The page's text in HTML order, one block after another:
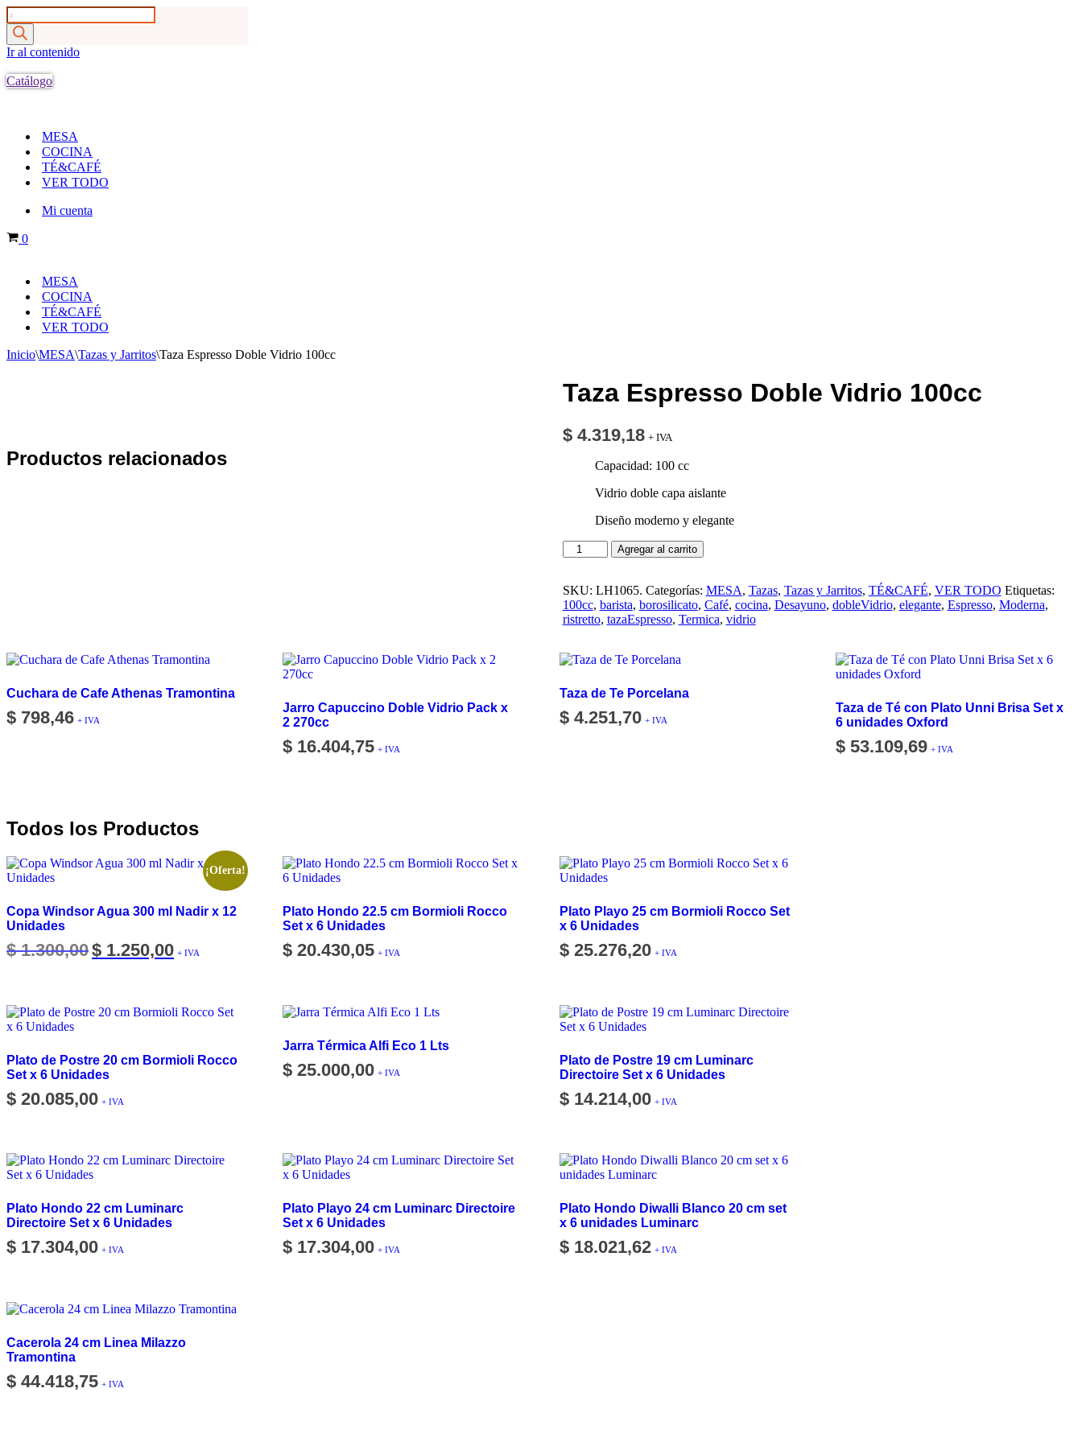
Products
search
Ir al contenido
Catálogo
MESA
COCINA
TÉ&CAFÉ
VER TODO
Mi cuenta
Carrito
0
MESA
COCINA
TÉ&CAFÉ
VER TODO
Inicio\MESA\Tazas y Jarritos\Taza Espresso Doble Vidrio 100cc
Taza Espresso Doble Vidrio 100cc
$4.319,18 + IVA
Capacidad: 100 cc
Vidrio doble capa aislante
Diseño moderno y elegante
Taza
Espresso
Vidrio
100cc
cantidad
Agregar al carrito
SKU: LH1065. Categorías: MESA, Tazas, Tazas y Jarritos, TÉ&CAFÉ, VER TODO Etiquetas:
100cc, barista, borosilicato, Café, cocina, Desayuno, dobleVidrio, elegante, Espresso, Moderna,
ristretto, tazaEspresso, Termica, vidrio
Productos relacionados
Cuchara de Cafe Athenas Tramontina
$ 798,46 + IVA
Jarro Capuccino Doble Vidrio Pack x
2 270cc
$ 16.404,75 + IVA
Taza de Te Porcelana
$4.251,70 + IVA
Taza de Té con Plato Unni Brisa Set x
6 unidades Oxford
$53.109,69 + IVA
Todos los Productos
¡Oferta!
Copa Windsor Agua 300 ml Nadir x 12
Unidades
$1.300,00 Original
price
$ 1.250,00price
+ IVA
Plato Hondo 22.5 cm Bormioli Rocco
Set x 6 Unidades
$ 20.430,05 + IVA
Plato Playo 25 cm Bormioli Rocco Set
x 6 Unidades
$25.276,20 + IVA
Plato de Postre 20 cm Bormioli Rocco
Set x 6 Unidades
$ 20.085,00 + IVA
Jarra Térmica Alfi Eco 1 Lts
$ 25.000,00 + IVA
Plato de Postre 19 cm Luminarc
Directoire Set x 6 Unidades
$14.214,00 + IVA
Plato Hondo 22 cm Luminarc
Directoire Set x 6 Unidades
$ 17.304,00 + IVA
Plato Playo 24 cm Luminarc Directoire
Set x 6 Unidades
$ 17.304,00 + IVA
Plato Hondo Diwalli Blanco 20 cm set
x 6 unidades Luminarc
$18.021,62 + IVA
Cacerola 24 cm Linea Milazzo
Tramontina
$ 44.418,75 + IVA